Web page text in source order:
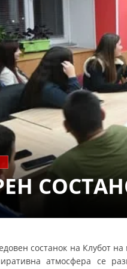
состанок на Клубот
атмосфера се